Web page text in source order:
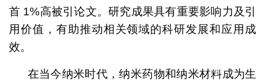
首 1%高被引论文。研究成果具有重要影响力及引
用价值，有助推动相关领域的科研发展和应用成
效。
在当今纳米时代，纳米药物和纳米材料成为生